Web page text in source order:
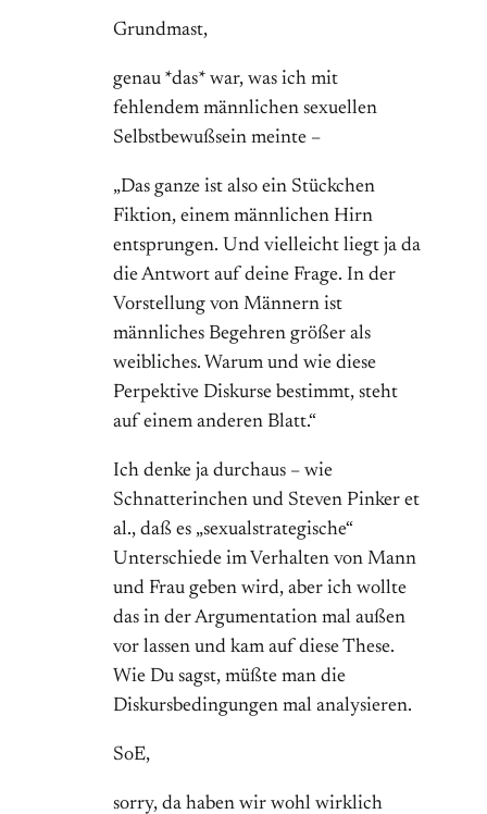
Grundmast,
genau *das* war, was ich mit
fehlendem männlichen sexuellen
Selbstbewußsein meinte –
„Das ganze ist also ein Stückchen
Fiktion, einem männlichen Hirn
entsprungen. Und vielleicht liegt ja da
die Antwort auf deine Frage. In der
Vorstellung von Männern ist
männliches Begehren größer als
weibliches. Warum und wie diese
Perpektive Diskurse bestimmt, steht
auf einem anderen Blatt.“
Ich denke ja durchaus – wie
Schnatterinchen und Steven Pinker et
al., daß es „sexualstrategische“
Unterschiede im Verhalten von Mann
und Frau geben wird, aber ich wollte
das in der Argumentation mal außen
vor lassen und kam auf diese These.
Wie Du sagst, müßte man die
Diskursbedingungen mal analysieren.
SoE,
sorry, da haben wir wohl wirklich